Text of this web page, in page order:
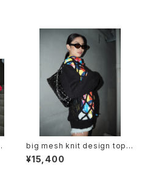
big mesh knit design tops
sweater ニット トップス セータ
ー メッシュ 重ね着 黒 ブラック
¥15,400